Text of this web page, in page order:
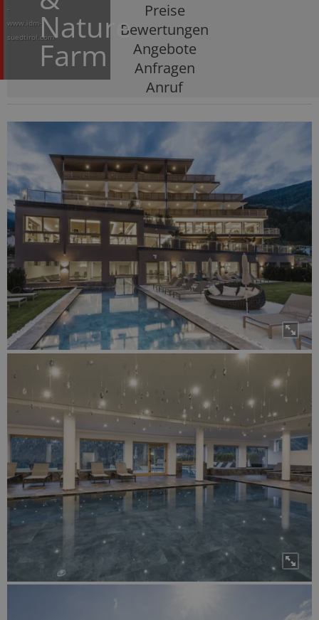
Nature
Farm
-
www.idm-
suedtirol.com
Preise
Bewertungen
Angebote
Anfragen
Anruf